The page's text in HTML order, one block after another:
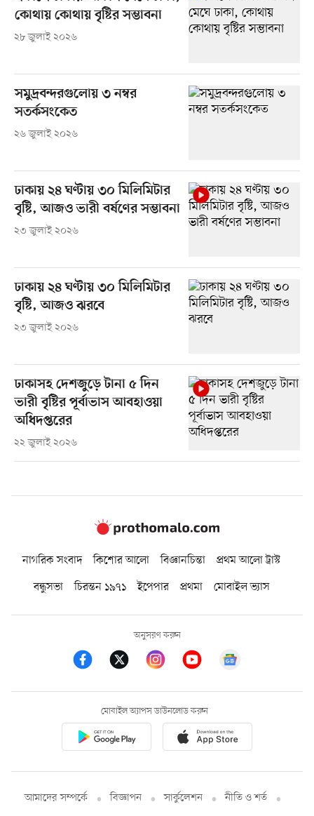
কোথায় কোথায় বৃষ্টির সম্ভাবনা
২৮ জুলাই ২০২৬
সমুদ্রবন্দরগুলোয় ৩ নম্বর
সতর্কসংকেত
২৬ জুলাই ২০২৬
ঢাকায় ২৪ ঘণ্টায় ৩০ মিলিমিটার
বৃষ্টি, আজও ভারী বর্ষণের সম্ভাবনা
২৩ জুলাই ২০২৬
ঢাকায় ২৪ ঘণ্টায় ৩০ মিলিমিটার
বৃষ্টি, আজও ঝরবে
২৩ জুলাই ২০২৬
ঢাকাসহ দেশজুড়ে টানা ৫ দিন
ভারী বৃষ্টির পূর্বাভাস আবহাওয়া
অধিদপ্তরের
২২ জুলাই ২০২৬
নাগরিক সংবাদ কিশোর আলো বিজ্ঞানচিন্তা
প্রথম আলো ট্রাস্ট
বন্ধুসভা
চিরন্তন ১৯৭১ ইপেপার প্রথমা মোবাইল ভ্যাস
অনুসরণ করুন
মোবাইল অ্যাপস ডাউনলোড করুন
আমাদের সম্পর্কে বিজ্ঞাপন সার্কুলেশন নীতি ও শর্ত